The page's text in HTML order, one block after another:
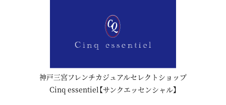
神戸三宮フレンチカジュアルセレクトショップ
Cinq essentiel【サンクエッセンシャル】